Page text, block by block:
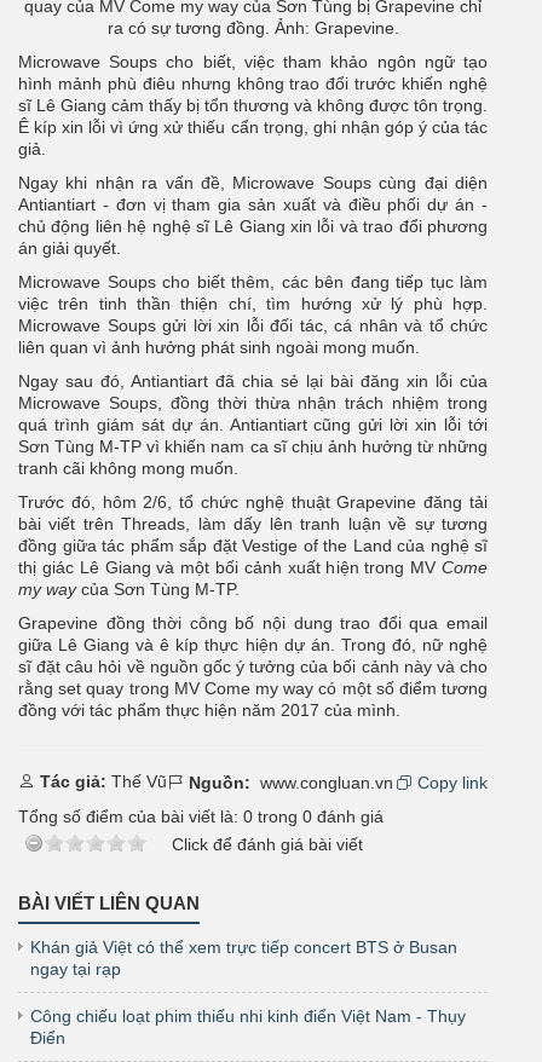
quay của MV Come my way của Sơn Tùng bị Grapevine chỉ
ra có sự tương đồng. Ảnh: Grapevine.
Microwave Soups cho biết, việc tham khảo ngôn ngữ tạo
hình mảnh phù điêu nhưng không trao đổi trước khiến nghệ
sĩ Lê Giang cảm thấy bị tổn thương và không được tôn trọng.
Ê kíp xin lỗi vì ứng xử thiếu cẩn trọng, ghi nhận góp ý của tác
giả.
Ngay khi nhận ra vấn đề, Microwave Soups cùng đại diện
Antiantiart - đơn vị tham gia sản xuất và điều phối dự án -
chủ động liên hệ nghệ sĩ Lê Giang xin lỗi và trao đổi phương
án giải quyết.
Microwave Soups cho biết thêm, các bên đang tiếp tục làm
việc trên tinh thần thiện chí, tìm hướng xử lý phù hợp.
Microwave Soups gửi lời xin lỗi đối tác, cá nhân và tổ chức
liên quan vì ảnh hưởng phát sinh ngoài mong muốn.
Ngay sau đó, Antiantiart đã chia sẻ lại bài đăng xin lỗi của
Microwave Soups, đồng thời thừa nhận trách nhiệm trong
quá trình giám sát dự án. Antiantiart cũng gửi lời xin lỗi tới
Sơn Tùng M-TP vì khiến nam ca sĩ chịu ảnh hưởng từ những
tranh cãi không mong muốn.
Trước đó, hôm 2/6, tổ chức nghệ thuật Grapevine đăng tải
bài viết trên Threads, làm dấy lên tranh luận về sự tương
đồng giữa tác phẩm sắp đặt Vestige of the Land của nghệ sĩ
thị giác Lê Giang và một bối cảnh xuất hiện trong MV Come
my waycủa Sơn Tùng M-TP.
Grapevine đồng thời công bố nội dung trao đổi qua email
giữa Lê Giang và ê kíp thực hiện dự án. Trong đó, nữ nghệ
sĩ đặt câu hỏi về nguồn gốc ý tưởng của bối cảnh này và cho
rằng set quay trong MV Come my way có một số điểm tương
đồng với tác phẩm thực hiện năm 2017 của mình.
Tác giả: Thế Vũ Nguồn: www.congluan.vn
Copy link
Tổng số điểm của bài viết là: 0 trong 0 đánh giá
Click để đánh giá bài viết
BÀI VIẾT LIÊN QUAN
Khán giả Việt có thể xem trực tiếp concert BTS ở Busan
ngay tại rạp
Công chiếu loạt phim thiếu nhi kinh điển Việt Nam - Thụy
Điển